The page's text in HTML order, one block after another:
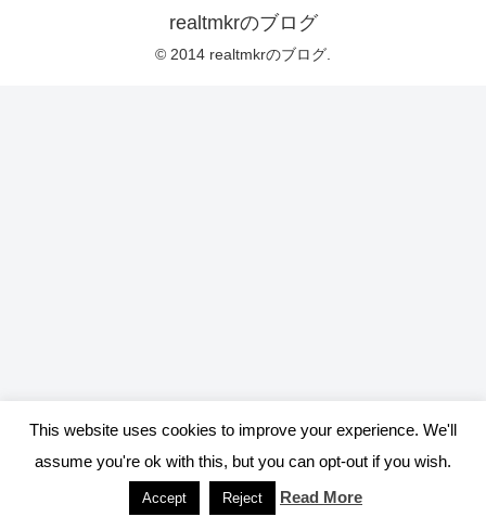
realtmkrのブログ
© 2014 realtmkrのブログ.
ホーム 検索
This website uses cookies to improve your experience. We'll
assume you're ok with this, but you can opt-out if you wish.
Accept Reject Read More